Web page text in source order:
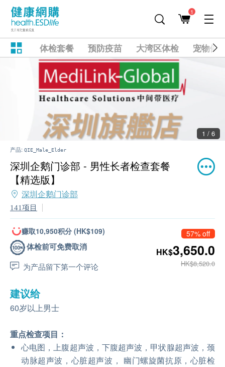
1
体检套餐 预防疫苗 大湾区体检 宠物健
1 / 6
产品: QIE_Male_Elder
深圳企鹅门诊部 - 男性长者检查套餐
【精选版】
深圳企鹅门诊部
141项目
赚取10,950积分 (HK$109)
体检前可免费取消
为产品留下第一个评论
57% off
HK$3,650.0
HK$8,520.0
建议给
60岁以上男士
重点检查项目：
心电图，上腹超声波，下腹超声波，甲状腺超声波，颈
动脉超声波，心脏超声波， 幽门螺旋菌抗原，心脏检